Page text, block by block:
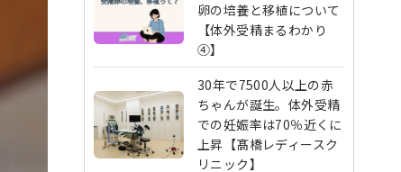
卵の培養と移植について
【体外受精まるわかり
④】
30年で7500人以上の赤
ちゃんが誕生。体外受精
での妊娠率は70％近くに
上昇【髙橋レディースク
リニック】